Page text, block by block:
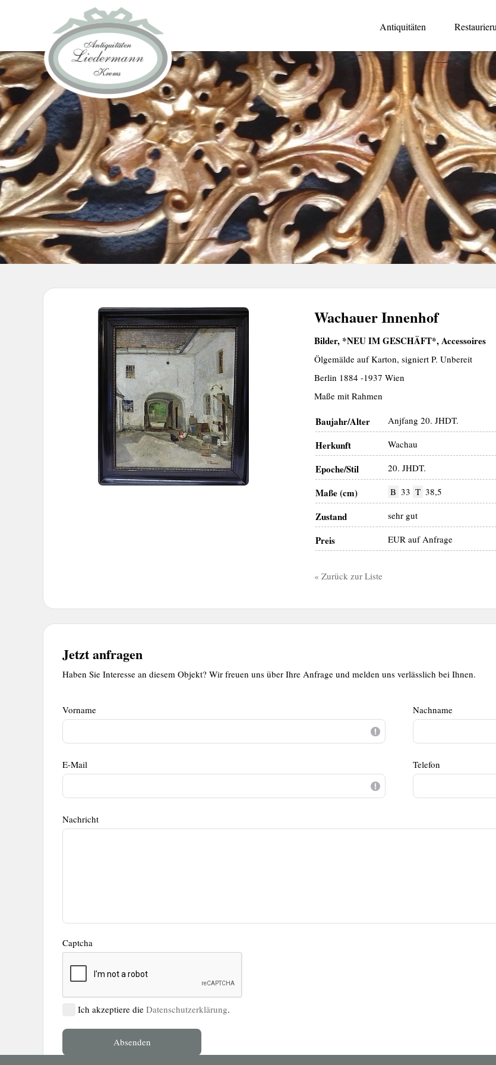
Antiquitäten
Wachauer Innenhof
Bilder, *NEU IM GESCHÄFT*, Accessoires
Ölgemälde auf Karton, signiert P. Unbereit
Berlin 1884 -1937 Wien
Maße mit Rahmen
Baujahr/Alter Anjfang 20. JHDT.
Herkunft Wachau
Epoche/Stil 20. JHDT.
Maße (cm) B 33 T 38,5
Zustand sehr gut
Preis EUR auf Anfrage
« Zurück zur Liste
Jetzt anfragen
Haben Sie Interesse an diesem Objekt? Wir freuen uns über Ihre Anfrage und melden uns verlässlich bei Ihnen.
Kontaktformular
Kontaktformular
Vorname Nachname
E-Mail Telefon
Nachricht
Captcha
Ich akzeptiere die Datenschutzerklärung.